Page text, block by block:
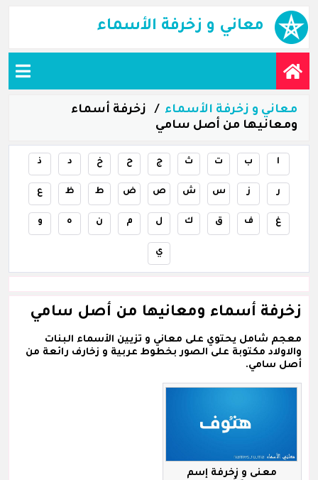
معاني و زخرفة الأسماء
معاني و زخرفة الأسماء
زخرفة أسماء
ومعانيها من أصل سامي
ا ب ت ث ج ح خ د ذ
ر ز س ش ص ض ط ظ ع
غ ف ق ك ل م ن ه و
ي
زخرفة أسماء ومعانيها من أصل سامي
معجم شامل يحتوي على معاني و تزيين الأسماء البنات
والاولاد مكتوبة على الصور بخطوط عربية و زخارف رائعة من
أصل سامي.
معنى و زخرفة إسم